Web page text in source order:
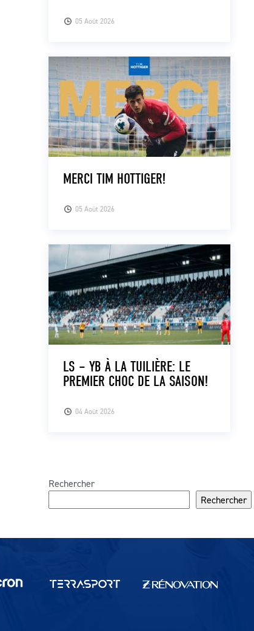
05 Août 2026
05 Août 2026
MERCI TIM HOTTIGER!
04 Août 2026
LS – YB À LA TUILIÈRE: LE
PREMIER CHOC DE LA SAISON!
Rechercher
Rechercher